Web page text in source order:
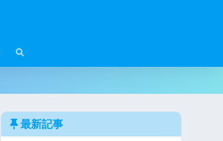
最新記事